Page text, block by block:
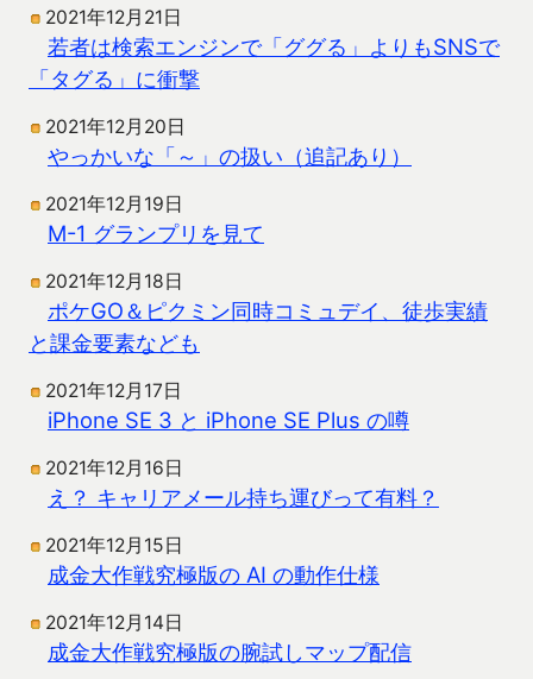
2021年12月21日
若者は検索エンジンで「ググる」よりもSNSで
「タグる」に衝撃
2021年12月20日
やっかいな「～」の扱い（追記あり）
2021年12月19日
M-1 グランプリを見て
2021年12月18日
ポケGO＆ピクミン同時コミュデイ、徒歩実績
と課金要素なども
2021年12月17日
iPhone SE 3 と iPhone SE Plus の噂
2021年12月16日
え？ キャリアメール持ち運びって有料？
2021年12月15日
成金大作戦究極版の AI の動作仕様
2021年12月14日
成金大作戦究極版の腕試しマップ配信